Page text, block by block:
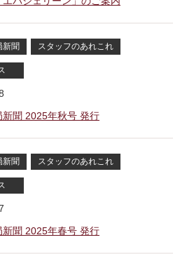
新聞 スタッフのあれこれ
新聞 2025年秋号 発行
新聞 スタッフのあれこれ
新聞 2025年春号 発行